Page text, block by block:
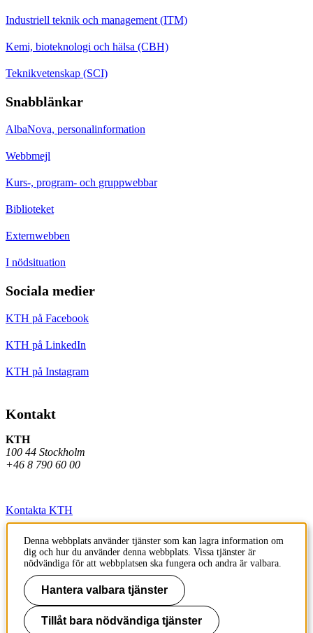
Industriell teknik och management (ITM)
Kemi, bioteknologi och hälsa (CBH)
Teknikvetenskap (SCI)
Snabblänkar
AlbaNova, personalinformation
Webbmejl
Kurs-, program- och gruppwebbar
Biblioteket
Externwebben
I nödsituation
Sociala medier
KTH på Facebook
KTH på LinkedIn
KTH på Instagram
Kontakt
KTH
100 44 Stockholm
+46 8 790 60 00
Kontakta KTH
Jobba på KTH
Press och media
Faktura och betalning KTH
Om KTH:s webbplatser
Denna webbplats använder tjänster som kan lagra information om
dig och hur du använder denna webbplats. Vissa tjänster är
nödvändiga för att webbplatsen ska fungera och andra är valbara.
Hantera valbara tjänster
Tillåt bara nödvändiga tjänster